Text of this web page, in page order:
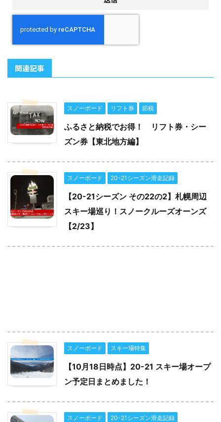
関連記事
スノーボード リフト券 節税
ふるさと納税でお得！ リフト券・シー
ズン券【東北地方編】
スノーボード 20-21シーズン滑走記録
【20-21シーズン その22の2】札幌周辺
スキー場巡り！スノークルーズオーンズ
【2/23】
スノーボード スキー場特集
【10月18日時点】20-21 スキー場オープ
ン予定日まとめました！
スノーボード 20-21シーズン滑走記録